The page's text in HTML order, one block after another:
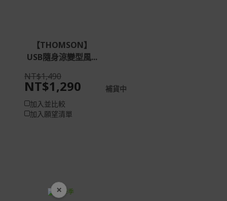
別
信用卡分期付款：限指定商品使用，滿1千享3期0利
率/滿1萬享3期0利率/滿3萬享12期0利率
銀行帳戶轉帳：使用一次性虛擬帳戶
LINEPAY(含iPASS MONEY)
Apple Pay：須使用行動裝置
【THOMSON】
USB隨身涼變型風...
NT$1,290
NT$1,490
補貨中
加入並比較
加入願望清單
× 開學裝備全面降價